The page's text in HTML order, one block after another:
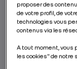
automobile.
PAR RENAULT
proposer des
de votre profil, de
technologies vous
contenus via les
A tout moment, vous
les cookies" de